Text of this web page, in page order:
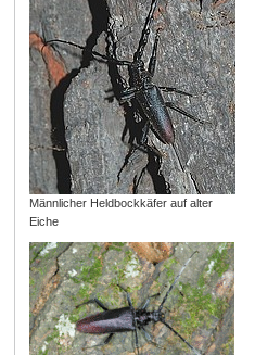
Männlicher Heldbockkäfer auf alter
Eiche